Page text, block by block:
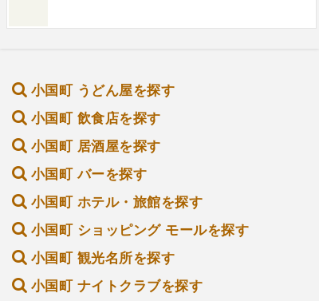
小国町 うどん屋を探す
小国町 飲食店を探す
小国町 居酒屋を探す
小国町 バーを探す
小国町 ホテル・旅館を探す
小国町 ショッピング モールを探す
小国町 観光名所を探す
小国町 ナイトクラブを探す